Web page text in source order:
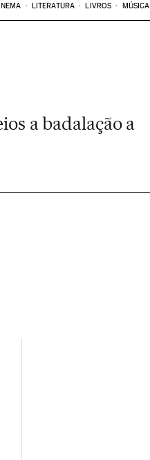
LITERATURA LIVROS MÚSICA
a badalação a